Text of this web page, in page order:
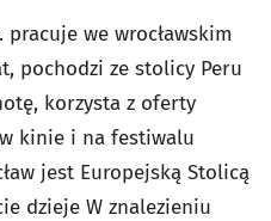
we wrocławskim
pochodzi ze stolicy Peru
korzysta z oferty
kinie i na festiwalu
jest Europejską Stolicą
dzieje W znalezieniu